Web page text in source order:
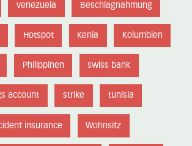
venezuela Beschlagnahmung
Hotspot Kenia Kolumbien
Philippinen swiss bank
account strike tunisia
insurance Wohnsitz